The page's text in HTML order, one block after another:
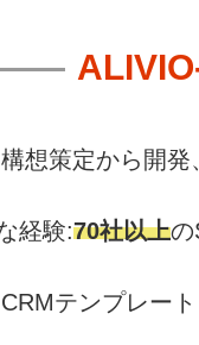
想策定から開発
経験:70社以上の
テンプレー